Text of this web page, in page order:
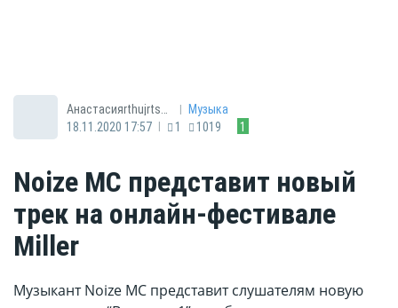
|
Музыка
18.11.2020 17:57 | 1 1019 1
Noize MC представит новый
трек на онлайн-фестивале
Miller
Музыкант Noize MC представит слушателям новую